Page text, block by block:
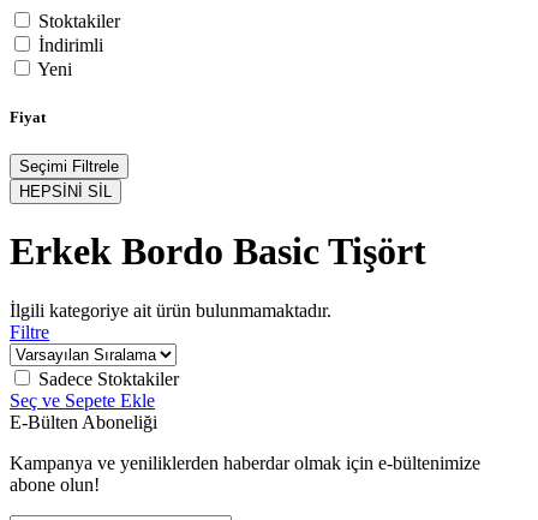
Stoktakiler
İndirimli
Yeni
Fiyat
Seçimi Filtrele
HEPSİNİ SİL
Erkek Bordo Basic Tişört
İlgili kategoriye ait ürün bulunmamaktadır.
Filtre
Sadece Stoktakiler
Seç ve Sepete Ekle
E-Bülten Aboneliği
Kampanya ve yeniliklerden haberdar olmak için e-bültenimize
abone olun!